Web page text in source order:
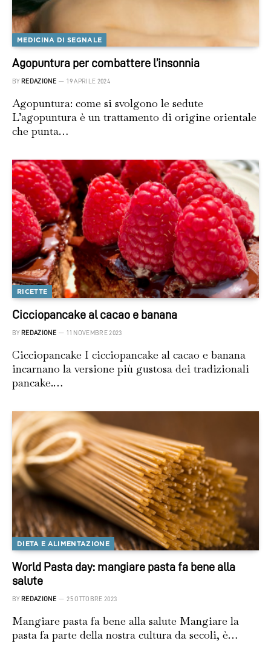
MEDICINA DI SEGNALE
Agopuntura per combattere l’insonnia
BY REDAZIONE 19 APRILE 2024
Agopuntura: come si svolgono le sedute
L’agopuntura è un trattamento di origine orientale
che punta…
RICETTE
Cicciopancake al cacao e banana
BY REDAZIONE 11 NOVEMBRE 2023
Cicciopancake I cicciopancake al cacao e banana
incarnano la versione più gustosa dei tradizionali
pancake.…
DIETA E ALIMENTAZIONE
World Pasta day: mangiare pasta fa bene alla
salute
BY REDAZIONE 25 OTTOBRE 2023
Mangiare pasta fa bene alla salute Mangiare la
pasta fa parte della nostra cultura da secoli, è…